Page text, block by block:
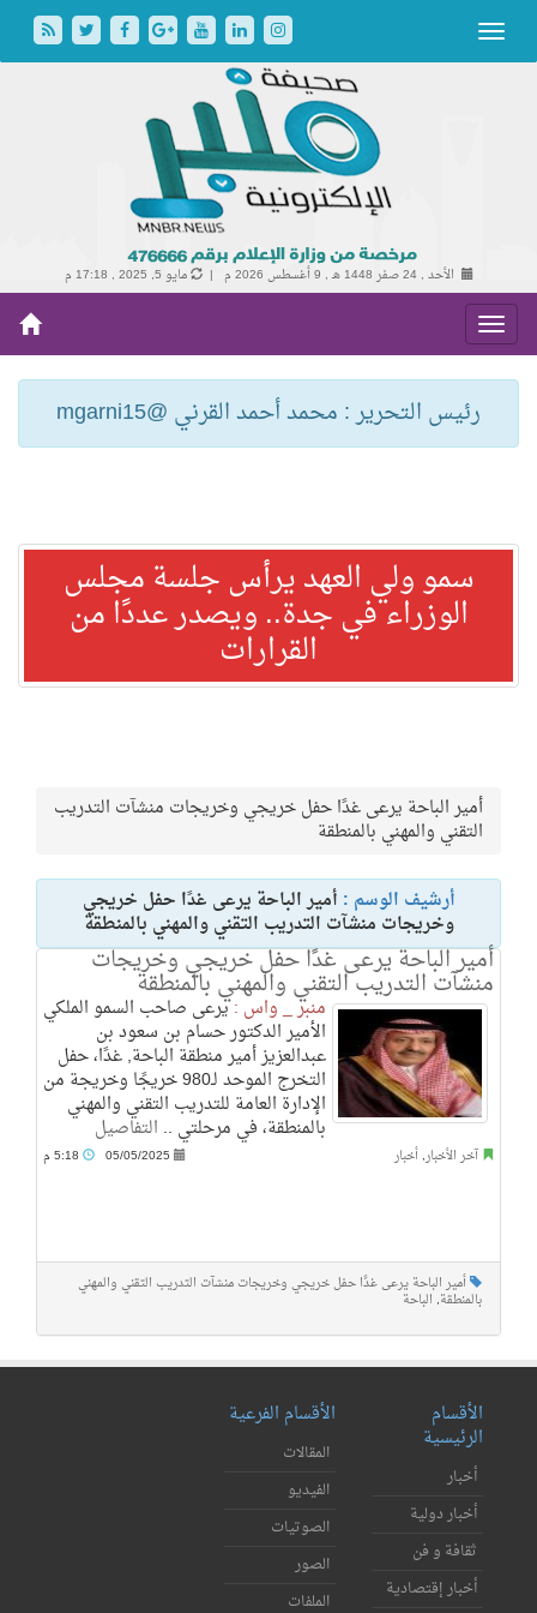
الأحد , 24 صفر 1448 هـ , 9 أغسطس 2026 م | مايو 5, 2025 , 17:18 م
رئيس التحرير : محمد أحمد القرني @mgarni15
سمو ولي العهد يرأس جلسة مجلس
الوزراء في جدة.. ويصدر عددًا من
القرارات
أمير الباحة يرعى غدًا حفل خريجي وخريجات منشآت التدريب
التقني والمهني بالمنطقة
أرشيف الوسم : أمير الباحة يرعى غدًا حفل خريجي
وخريجات منشآت التدريب التقني والمهني بالمنطقة
أمير الباحة يرعى غدًا حفل خريجي وخريجات
منشآت التدريب التقني والمهني بالمنطقة
منبر _ واس :يرعى صاحب السمو الملكي
الأمير الدكتور حسام بن سعود بن
عبدالعزيز أمير منطقة الباحة, غدًا، حفل
التخرج الموحد لـ980 خريجًا وخريجة من
الإدارة العامة للتدريب التقني والمهني
بالمنطقة، في مرحلتي .. التفاصيل
آخر الأخبار, أخبار 05/05/2025
أمير الباحة يرعى غدًا حفل خريجي وخريجات منشآت التدريب التقني والمهني
بالمنطقة, الباحة
الأقسام
الرئيسية
أخبار
أخبار دولية
ثقافة و فن
أخبار إقتصادية
الأقسام الفرعية
المقالات
الفيديو
الصوتيات
الصور
الملفات